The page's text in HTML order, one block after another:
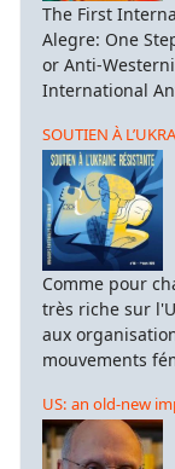
The First
Alegre: One
or Anti-
International
SOUTIEN À
Comme pour
très riche sur
aux
mouvements
US: an old-new